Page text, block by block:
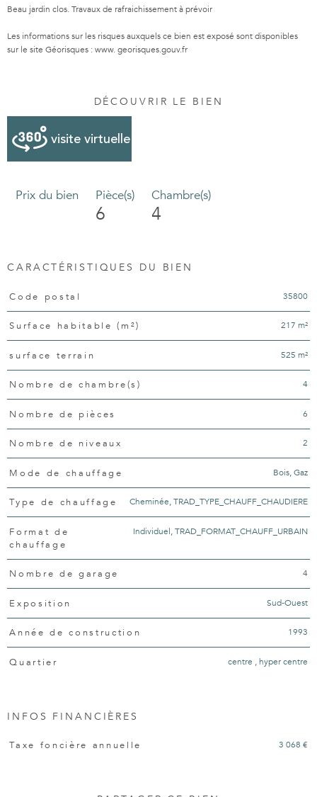
Beau jardin clos. Travaux de rafraichissement à prévoir
Les informations sur les risques auxquels ce bien est exposé sont disponibles
sur le site Géorisques : www. georisques.gouv.fr
DÉCOUVRIR LE BIEN
visite virtuelle
Prix du bien Pièce(s)
6
Chambre(s)
4
CARACTÉRISTIQUES DU BIEN
Caractéristiques Valeurs
Code postal 35800
Surface habitable (m²) 217 m²
surface terrain 525 m²
Nombre de chambre(s) 4
Nombre de pièces 6
Nombre de niveaux 2
Mode de chauffage Bois, Gaz
Type de chauffage Cheminée, TRAD_TYPE_CHAUFF_CHAUDIERE
Format de
chauffage
Individuel, TRAD_FORMAT_CHAUFF_URBAIN
Nombre de garage 4
Exposition Sud-Ouest
Année de construction 1993
Quartier centre , hyper centre
INFOS FINANCIÈRES
Caractéristiques Valeurs
Taxe foncière annuelle 3 068 €